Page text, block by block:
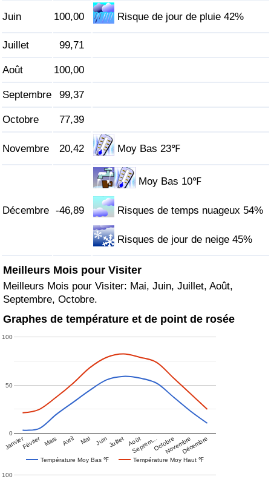
Juin 100,00 Risque de jour de pluie 42%
Juillet 99,71
Août 100,00
Septembre 99,37
Octobre 77,39
Novembre 20,42 Moy Bas 23℉
Décembre -46,89
Moy Bas 10℉
Risques de temps nuageux 54%
Risques de jour de neige 45%
Meilleurs Mois pour Visiter
Meilleurs Mois pour Visiter: Mai, Juin, Juillet, Août,
Septembre, Octobre.
Graphes de température et de point de rosée
Température Moy Bas ℉ Température Moy Haut ℉
JanvierFévrier Mars Avril Mai Juin Juillet Août
Septem…OctobreNovembreDécembre
0
50
100
100
Indice de Trafic (Actuel)